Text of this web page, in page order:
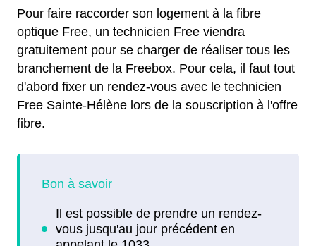
Pour faire raccorder son logement à la fibre
optique Free, un technicien Free viendra
gratuitement pour se charger de réaliser tous les
branchement de la Freebox. Pour cela, il faut tout
d'abord fixer un rendez-vous avec le technicien
Free Sainte-Hélène lors de la souscription à l'offre
fibre.